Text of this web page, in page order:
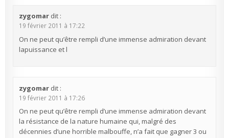
zygomar dit :
19 février 2011 à 17:22
On ne peut qu’être rempli d’une immense admiration devant
lapuissance et l
zygomar dit :
19 février 2011 à 17:26
On ne peut qu’être rempli d’une immense admiration devant
la résistance de la nature humaine qui, malgré des
décennies d’une horrible malbouffe, n’a fait que gagner 3 ou